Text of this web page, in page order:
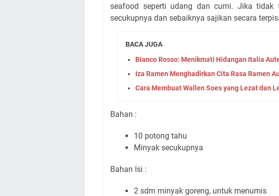
seafood seperti udang dan cumi. Jika tidak
secukupnya dan sebaiknya sajikan secara
BACA JUGA
Bianco Rosso: Menikmati Hidangan Italia
Iza Ramen Menghadirkan Cita Rasa Ramen
Cara Membuat Wallen Soes yang Lezat dan
Bahan :
10 potong tahu
Minyak secukupnya
Bahan Isi :
2 sdm minyak goreng, untuk menumis